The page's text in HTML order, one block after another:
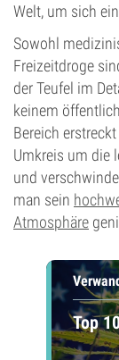
Welt, um sich
Sowohl
Freizeitdroge
der Teufel im
keinem
Bereich
Umkreis um die
und
man sein
Atmosphäre
Top